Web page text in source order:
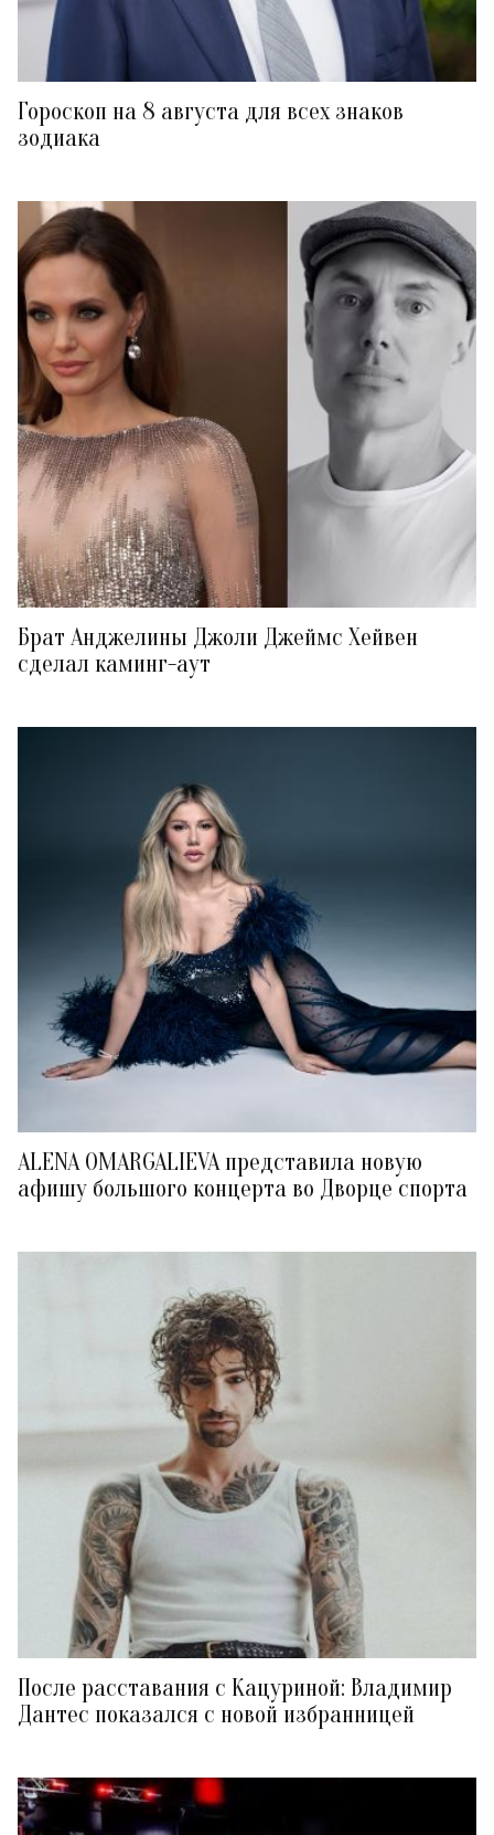
Гороскоп на 8 августа для всех знаков
зодиака
Брат Анджелины Джоли Джеймс Хейвен
сделал каминг-аут
ALENA OMARGALIEVA представила новую
афишу большого концерта во Дворце спорта
После расставания с Кацуриной: Владимир
Дантес показался с новой избранницей